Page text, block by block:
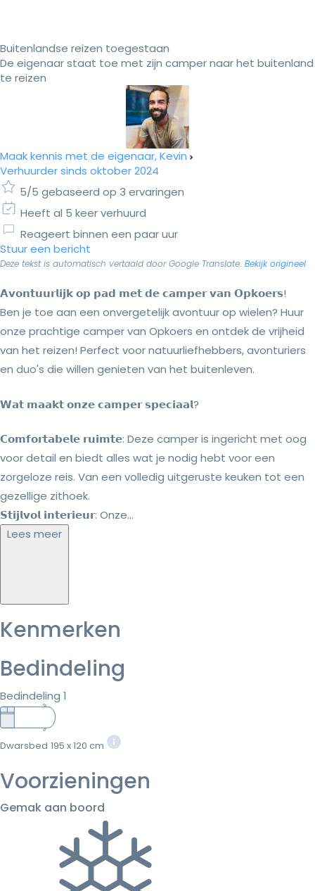
Buitenlandse reizen toegestaan
De eigenaar staat toe met zijn camper naar het buitenland
te reizen
Maak kennis met de eigenaar, Kevin
Verhuurder sinds oktober 2024
5/5 gebaseerd op 3 ervaringen
Heeft al 5 keer verhuurd
Reageert binnen een paar uur
Stuur een bericht
Deze tekst is automatisch vertaald door Google Translate. Bekijk origineel
𝗔𝘃𝗼𝗻𝘁𝘂𝘂𝗿𝗹𝗶𝗷𝗸 𝗼𝗽 𝗽𝗮𝗱 𝗺𝗲𝘁 𝗱𝗲 𝗰𝗮𝗺𝗽𝗲𝗿 𝘃𝗮𝗻 𝗢𝗽𝗸𝗼𝗲𝗿𝘀!
Ben je toe aan een onvergetelijk avontuur op wielen? Huur
onze prachtige camper van Opkoers en ontdek de vrijheid
van het reizen! Perfect voor natuurliefhebbers, avonturiers
en duo's die willen genieten van het buitenleven.
𝗪𝗮𝘁 𝗺𝗮𝗮𝗸𝘁 𝗼𝗻𝘇𝗲 𝗰𝗮𝗺𝗽𝗲𝗿 𝘀𝗽𝗲𝗰𝗶𝗮𝗮𝗹?
𝗖𝗼𝗺𝗳𝗼𝗿𝘁𝗮𝗯𝗲𝗹𝗲 𝗿𝘂𝗶𝗺𝘁𝗲: Deze camper is ingericht met oog
voor detail en biedt alles wat je nodig hebt voor een
zorgeloze reis. Van een volledig uitgeruste keuken tot een
gezellige zithoek.
𝗦𝘁𝗶𝗷𝗹𝘃𝗼𝗹 𝗶𝗻𝘁𝗲𝗿𝗶𝗲𝘂𝗿: Onze...
Lees meer
Kenmerken
Bedindeling
Bedindeling 1
Dwarsbed 195 x 120 cm
Voorzieningen
Gemak aan boord